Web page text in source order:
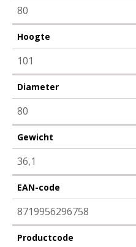
80
Hoogte
101
Diameter
80
Gewicht
36,1
EAN-code
8719956296758
Productcode